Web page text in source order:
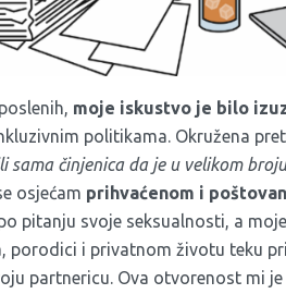
moje iskustvo je bilo
politikama. Okružena
činjenica da je u velikom broju
osjećam prihvaćenom i
pitanju svoje seksualnosti, a
porodici i privatnom životu teku
partnericu. Ova otvorenost mi je